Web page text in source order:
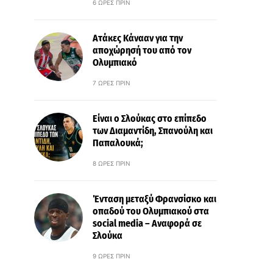
6 ΏΡΕΣ ΠΡΙΝ
Ατάκες Κάνααν για την
αποχώρησή του από τον
Ολυμπιακό
7 ΏΡΕΣ ΠΡΙΝ
Είναι ο Σλούκας στο επίπεδο
των Διαμαντίδη, Σπανούλη και
Παπαλουκά;
8 ΏΡΕΣ ΠΡΙΝ
Ένταση μεταξύ Φρανσίσκο και
οπαδού του Ολυμπιακού στα
social media – Αναφορά σε
Σλούκα
9 ΏΡΕΣ ΠΡΙΝ